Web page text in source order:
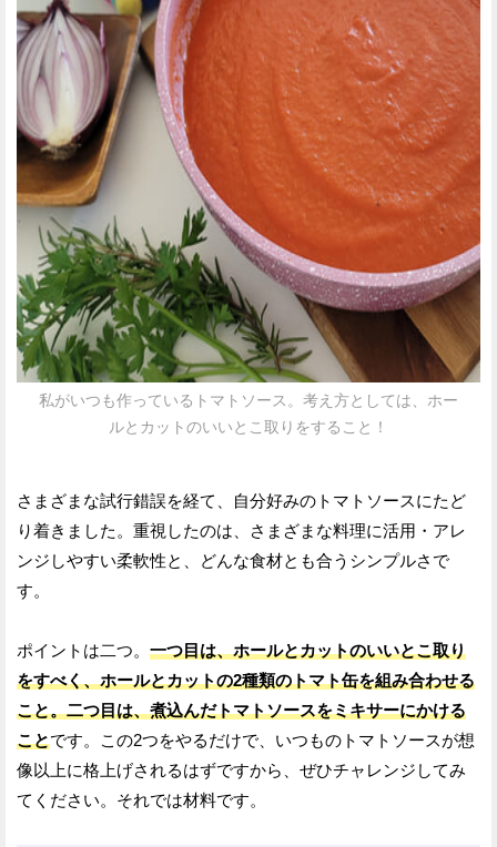
私がいつも作っているトマトソース。考え方としては、ホー
ルとカットのいいとこ取りをすること！
さまざまな試行錯誤を経て、自分好みのトマトソースにたど
り着きました。重視したのは、さまざまな料理に活用・アレ
ンジしやすい柔軟性と、どんな食材とも合うシンプルさで
す。
ポイントは二つ。 一つ目は、ホールとカットのいいとこ取り
をすべく、ホールとカットの2種類のトマト缶を組み合わせる
こと。二つ目は、煮込んだトマトソースをミキサーにかける
ことです。この2つをやるだけで、いつものトマトソースが想
像以上に格上げされるはずですから、ぜひチャレンジしてみ
てください。それでは材料です。